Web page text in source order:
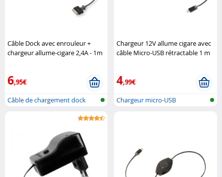
Câble Dock avec enrouleur +
chargeur allume-cigare 2,4A - 1m
6,95€
Câble de chargement dock
Chargeur 12V allume cigare avec
câble Micro-USB rétractable 1 m
4,99€
Chargeur micro-USB